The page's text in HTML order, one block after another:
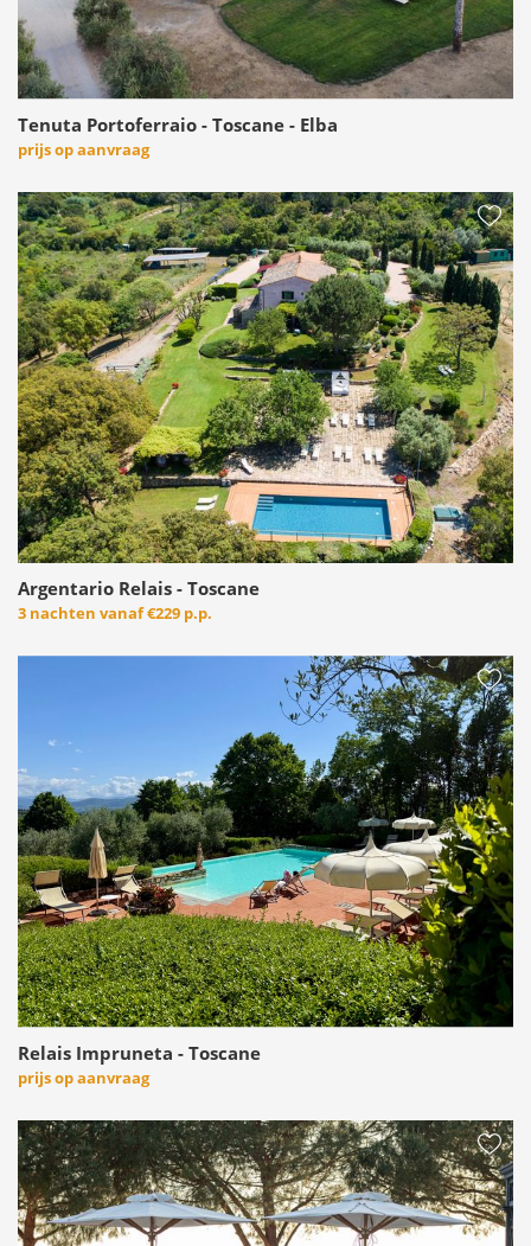
Tenuta Portoferraio - Toscane - Elba
prijs op aanvraag
Argentario Relais - Toscane
3 nachten vanaf€229 p.p.
Relais Impruneta - Toscane
prijs op aanvraag